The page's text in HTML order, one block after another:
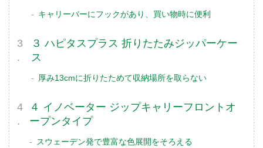
キャリーバーにフックがあり、買い物時に便利
３ ハピタスプラス 折りたたみジッパーケー
ス
厚み13cmに折りたためて収納場所を取らない
４ イノベーター ジップキャリーフロントオ
ープンタイプ
スウェーデン発で豊富な色展開をそろえる